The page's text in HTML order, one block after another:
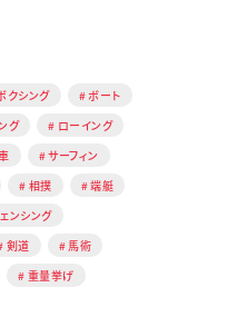
クシング
ボート
グ
ローイング
サーフィン
相撲
端艇
ンシング
剣道
馬術
重量挙げ